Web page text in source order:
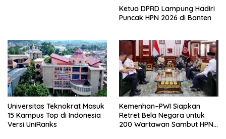
Ketua DPRD Lampung Hadiri
Puncak HPN 2026 di Banten
Universitas Teknokrat Masuk
15 Kampus Top di Indonesia
Versi UniRanks
Kemenhan–PWI Siapkan
Retret Bela Negara untuk
200 Wartawan Sambut HPN